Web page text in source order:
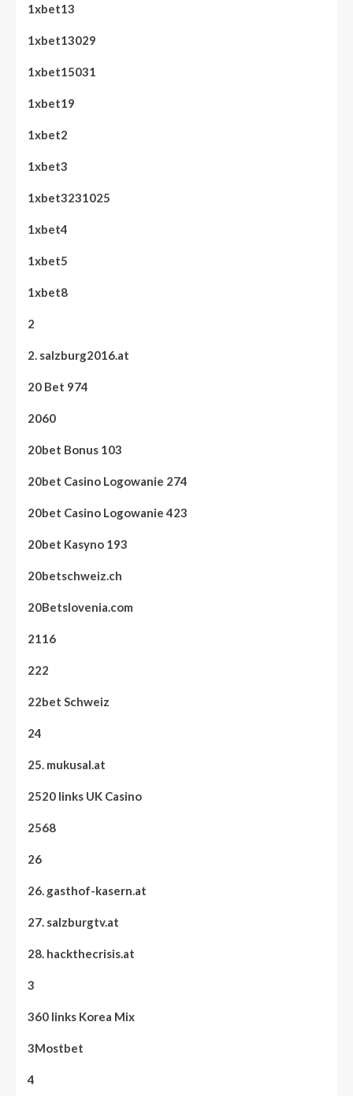
1xbet13
1xbet13029
1xbet15031
1xbet19
1xbet2
1xbet3
1xbet3231025
1xbet4
1xbet5
1xbet8
2
2. salzburg2016.at
20 Bet 974
2060
20bet Bonus 103
20bet Casino Logowanie 274
20bet Casino Logowanie 423
20bet Kasyno 193
20betschweiz.ch
20Betslovenia.com
2116
222
22bet Schweiz
24
25. mukusal.at
2520 links UK Casino
2568
26
26. gasthof-kasern.at
27. salzburgtv.at
28. hackthecrisis.at
3
360 links Korea Mix
3Mostbet
4